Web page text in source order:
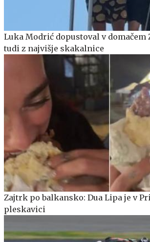
Luka Modrić dopustoval v domačem
tudi z najvišje skakalnice
Zajtrk po balkansko: Dua Lipa je v
pleskavici